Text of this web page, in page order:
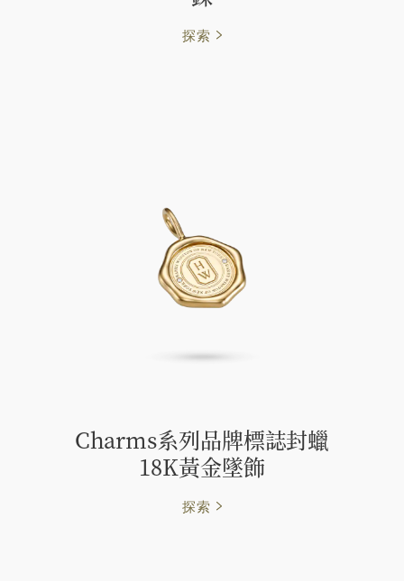
探索
Charms系列品牌標誌封蠟
18K黃金墜飾
探索